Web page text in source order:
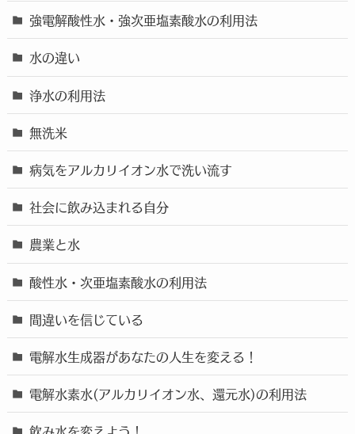
強電解酸性水・強次亜塩素酸水の利用法
水の違い
浄水の利用法
無洗米
病気をアルカリイオン水で洗い流す
社会に飲み込まれる自分
農業と水
酸性水・次亜塩素酸水の利用法
間違いを信じている
電解水生成器があなたの人生を変える！
電解水素水(アルカリイオン水、還元水)の利用法